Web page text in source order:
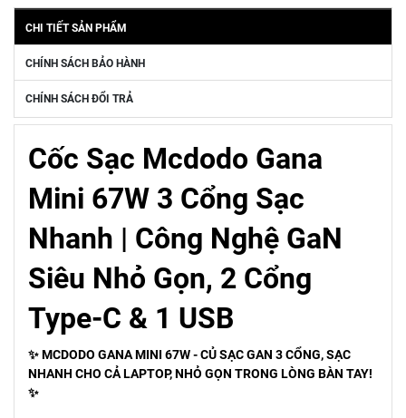
CHI TIẾT SẢN PHẨM
CHÍNH SÁCH BẢO HÀNH
CHÍNH SÁCH ĐỔI TRẢ
Cốc Sạc Mcdodo Gana
Mini 67W 3 Cổng Sạc
Nhanh | Công Nghệ GaN
Siêu Nhỏ Gọn, 2 Cổng
Type-C & 1 USB
✨ MCDODO GANA MINI 67W - CỦ SẠC GAN 3 CỔNG, SẠC
NHANH CHO CẢ LAPTOP, NHỎ GỌN TRONG LÒNG BÀN TAY!
✨